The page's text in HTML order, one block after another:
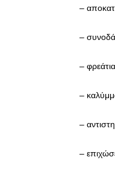
–
– συνοδά
–
–
–
–